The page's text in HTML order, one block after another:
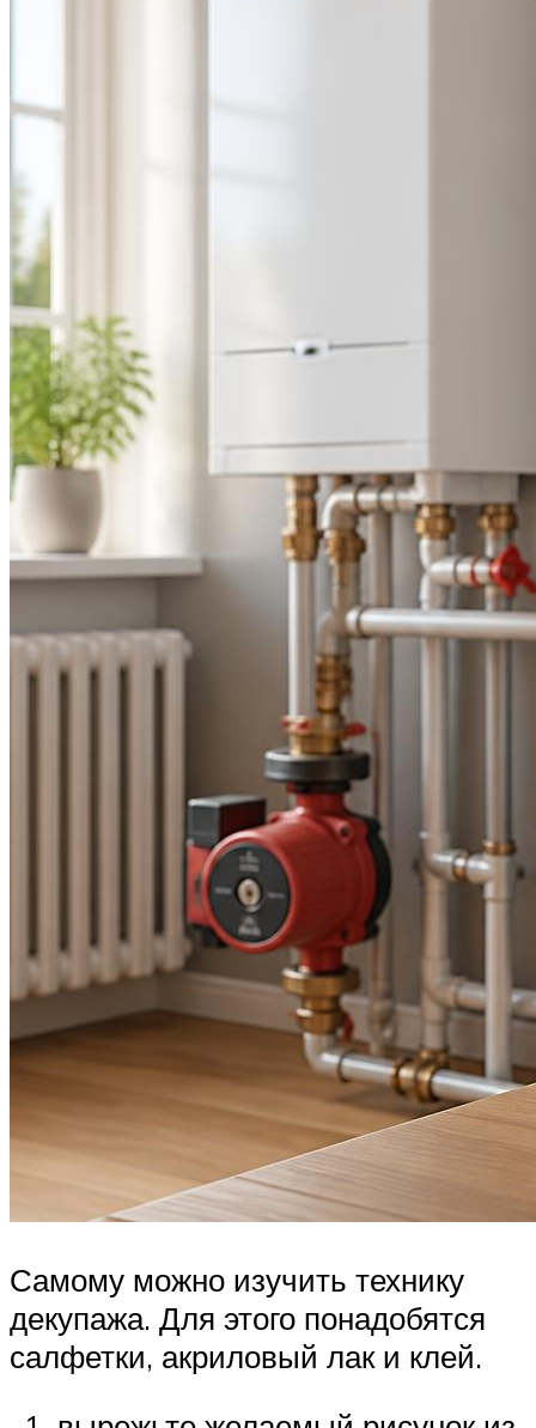
Самому можно изучить технику
декупажа. Для этого понадобятся
салфетки, акриловый лак и клей.